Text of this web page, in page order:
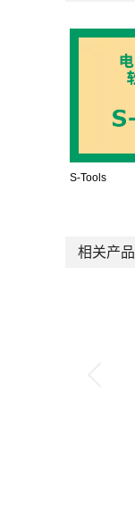
S-Tools
相关产品